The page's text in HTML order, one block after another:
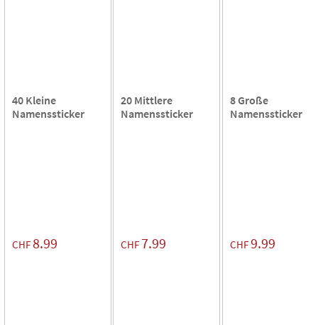
40 Kleine
Namenssticker
CHF8.99
20 Mittlere
Namenssticker
CHF7.99
8 Große
Namenssticker
CHF9.99